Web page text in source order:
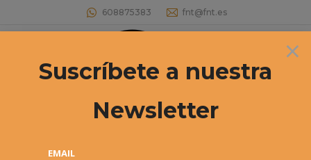
608875383 fnt@fnt.es
Buscar:
Categoría:Cadete
×
Suscríbete a nuestra
Newsletter
EMAIL